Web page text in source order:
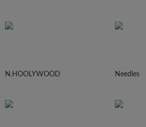
N.HOOLYWOOD Needles